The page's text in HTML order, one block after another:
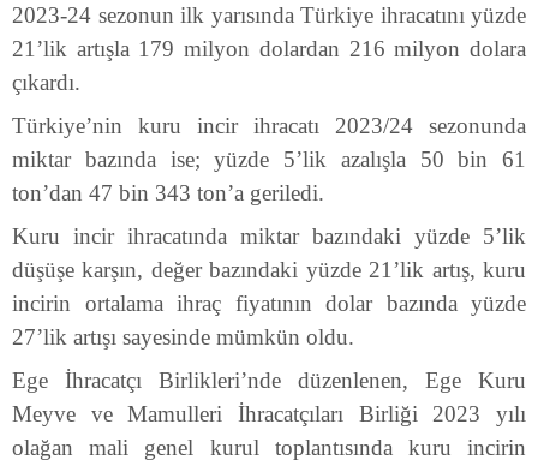
2023-24 sezonun ilk yarısında Türkiye ihracatını yüzde
21’lik artışla 179 milyon dolardan 216 milyon dolara
çıkardı.
Türkiye’nin kuru incir ihracatı 2023/24 sezonunda
miktar bazında ise; yüzde 5’lik azalışla 50 bin 61
ton’dan 47 bin 343 ton’a geriledi.
Kuru incir ihracatında miktar bazındaki yüzde 5’lik
düşüşe karşın, değer bazındaki yüzde 21’lik artış, kuru
incirin ortalama ihraç fiyatının dolar bazında yüzde
27’lik artışı sayesinde mümkün oldu.
Ege İhracatçı Birlikleri’nde düzenlenen, Ege Kuru
Meyve ve Mamulleri İhracatçıları Birliği 2023 yılı
olağan mali genel kurul toplantısında kuru incirin